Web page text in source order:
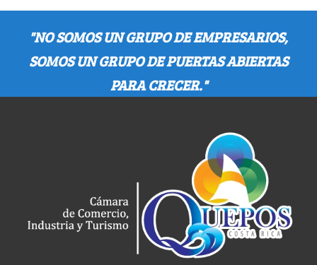
"NO SOMOS UN GRUPO DE EMPRESARIOS,
SOMOS UN GRUPO DE PUERTAS ABIERTAS
PARA CRECER."